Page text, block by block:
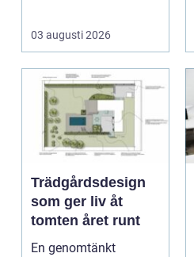
kombinera lägre ene...
03 augusti 2026
Trädgårdsdesign
som ger liv åt
tomten året runt
En genomtänkt